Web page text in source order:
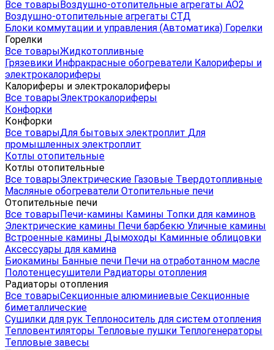
Все товарыВоздушно-отопительные агрегаты АО2
Воздушно-отопительные агрегаты СТД
Блоки коммутации и управления (Автоматика) Горелки
Горелки
Все товарыЖидкотопливные
Грязевики Инфракрасные обогреватели Калориферы и
электрокалориферы
Калориферы и электрокалориферы
Все товарыЭлектрокалориферы
Конфорки
Конфорки
Все товарыДля бытовых электроплит Для
промышленных электроплит
Котлы отопительные
Котлы отопительные
Все товарыЭлектрические Газовые Твердотопливные
Масляные обогреватели Отопительные печи
Отопительные печи
Все товарыПечи-камины Камины Топки для каминов
Электрические камины Печи барбекю Уличные камины
Встроенные камины Дымоходы Каминные облицовки
Аксессуары для камина
Биокамины Банные печи Печи на отработанном масле
Полотенцесушители Радиаторы отопления
Радиаторы отопления
Все товарыСекционные алюминиевые Секционные
биметаллические
Сушилки для рук Теплоноситель для систем отопления
Тепловентиляторы Тепловые пушки Теплогенераторы
Тепловые завесы